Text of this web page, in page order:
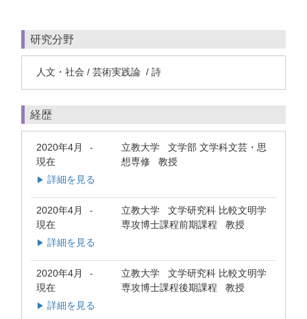
研究分野
人文・社会 / 芸術実践論 / 詩
経歴
2020年4月 -
現在
立教大学 文学部 文学科文芸・思
想専修 教授
▶ 詳細を見る
2020年4月 -
現在
立教大学 文学研究科 比較文明学
専攻博士課程前期課程 教授
▶ 詳細を見る
2020年4月 -
現在
立教大学 文学研究科 比較文明学
専攻博士課程後期課程 教授
▶ 詳細を見る